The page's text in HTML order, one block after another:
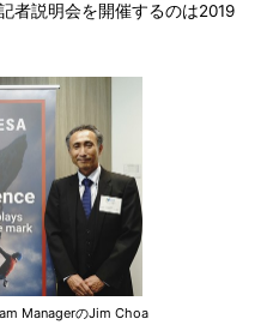
者説明会を開催するのは2019
ManagerのJim Choa